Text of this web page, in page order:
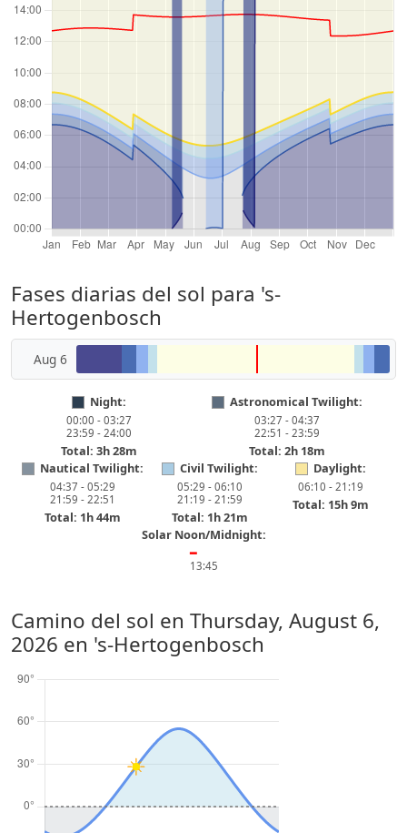
Fases diarias del sol para 's-
Hertogenbosch
Aug 6
Night:
00:00 - 03:27
23:59 - 24:00
Total: 3h 28m
Astronomical Twilight:
03:27 - 04:37
22:51 - 23:59
Total: 2h 18m
Nautical Twilight:
04:37 - 05:29
21:59 - 22:51
Total: 1h 44m
Civil Twilight:
05:29 - 06:10
21:19 - 21:59
Total: 1h 21m
Daylight:
06:10 - 21:19
Total: 15h 9m
Solar Noon/Midnight:
━
13:45
Camino del sol en Thursday, August 6,
2026 en 's-Hertogenbosch